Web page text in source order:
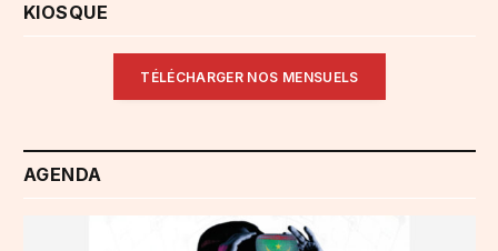
KIOSQUE
TÉLÉCHARGER NOS MENSUELS
AGENDA